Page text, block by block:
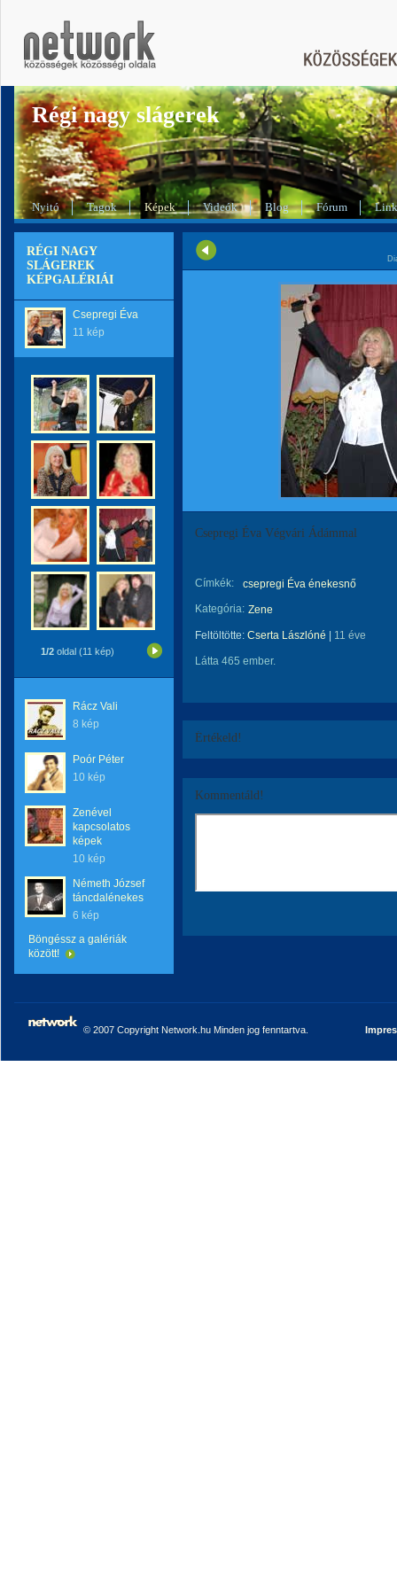
Régi nagy slágerek
Nyitó Tagok Képek Videók Blog Fórum
RÉGI NAGY
SLÁGEREK
KÉPGALÉRIÁI
Csepregi Éva
11 kép
1/2oldal (11 kép)
Rácz Vali
8 kép
Poór Péter
10 kép
Zenével
kapcsolatos
képek
10 kép
Németh József
táncdalénekes
6 kép
Böngéssz a galériák
között!
Csepregi Éva Végvári Ádámmal
Címkék:
csepregi Éva énekesnő
Kategória: Zene
Feltöltötte: Cserta Lászlóné 11 éve
Látta 465 ember.
Értékeld!
Kommentáld!
© 2007 Copyright Network.hu Minden jog fenntartva.